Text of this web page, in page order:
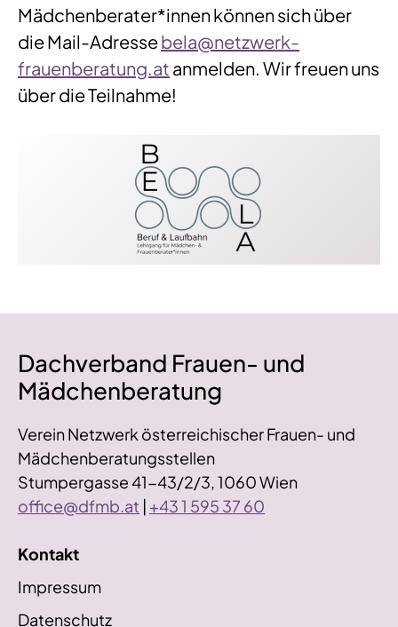
Mädchenberater*innen können sich über
die Mail-Adressebela@netzwerk-
frauenberatung.at anmelden. Wir freuen uns
über die Teilnahme!
Dachverband Frauen- und
Mädchenberatung
Verein Netzwerk österreichischer Frauen- und
Mädchenberatungsstellen
Stumpergasse 41-43/2/3, 1060 Wien
office@dfmb.at | +43 1 595 37 60
Kontakt
Impressum
Datenschutz